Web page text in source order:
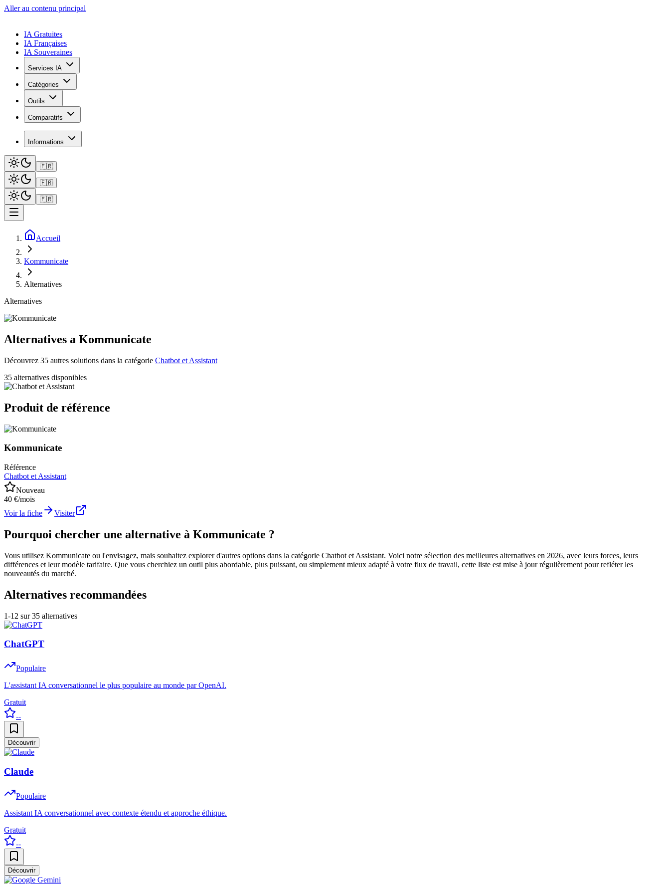
Aller au contenu principal
IA Gratuites
IA Françaises
IA Souveraines
Services IA
Catégories
Outils
Comparatifs
Informations
🇫🇷
🇫🇷
🇫🇷
Accueil
Kommunicate
Alternatives
Alternatives
Alternatives a Kommunicate
Découvrez 35 autres solutions dans la catégorie Chatbot et Assistant
35 alternatives disponibles
Produit de référence
Kommunicate
Référence
Chatbot et Assistant
Nouveau
40 €/mois
Voir la fiche
Visiter
Pourquoi chercher une alternative à Kommunicate ?
Vous utilisez Kommunicate ou l'envisagez, mais souhaitez explorer d'autres options dans la catégorie Chatbot et Assistant. Voici notre sélection des meilleures alternatives en 2026, avec leurs forces, leurs
différences et leur modèle tarifaire. Que vous cherchiez un outil plus abordable, plus puissant, ou simplement mieux adapté à votre flux de travail, cette liste est mise à jour régulièrement pour refléter les
nouveautés du marché.
Alternatives recommandées
1-12 sur 35 alternatives
ChatGPT
Populaire
L'assistant IA conversationnel le plus populaire au monde par OpenAI.
Gratuit
--
Découvrir
Claude
Populaire
Assistant IA conversationnel avec contexte étendu et approche éthique.
Gratuit
--
Découvrir